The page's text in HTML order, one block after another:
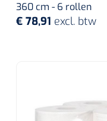
360 cm - 6 rollen
€ 78,91 excl. btw